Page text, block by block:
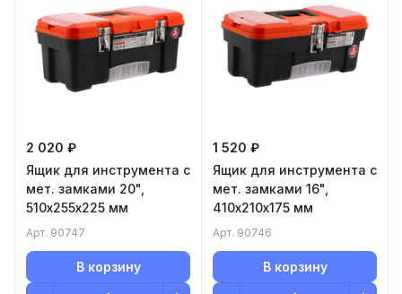
2 020 ₽
Ящик для инструмента с
мет. замками 20",
510х255x225 мм
Арт. 90747
В корзину
1 520 ₽
Ящик для инструмента с
мет. замками 16",
410х210x175 мм
Арт. 90746
В корзину